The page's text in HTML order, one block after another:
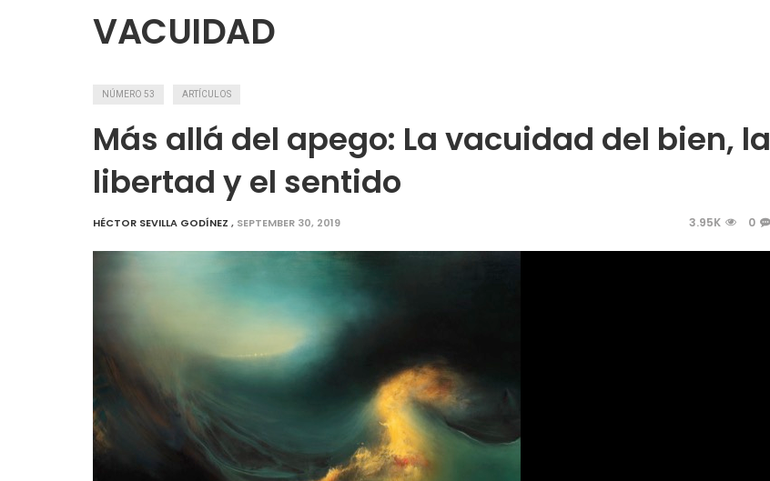
VACUIDAD
NÚMERO 53 ARTÍCULOS
Más allá del apego: La vacuidad del bien, la
libertad y el sentido
HÉCTOR SEVILLA GODÍNEZ , SEPTEMBER 30, 2019 3.95K 0